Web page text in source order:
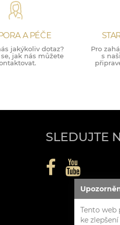
A PÉČE
jakýkoliv dotaz?
jak nás můžete
Pro
s
SLEDUJTE
Tento web
ke